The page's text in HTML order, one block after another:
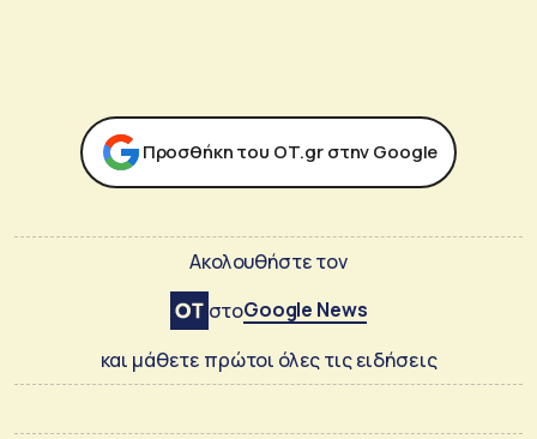
Προσθήκη του ΟΤ.gr στην Google
Ακολουθήστε τον
στοGoogle News
και μάθετε πρώτοι όλες τις ειδήσεις